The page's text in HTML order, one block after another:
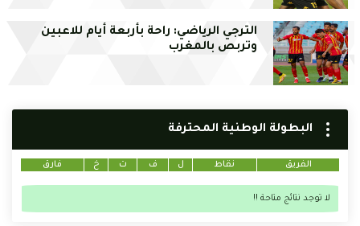
الترجي الرياضي: راحة بأربعة أيام للاعبين
وتربص بالمغرب
البطولة الوطنية المحترفة
الفريق نقاط ل ف ت خ فارق
لا توجد نتائج متاحة !!